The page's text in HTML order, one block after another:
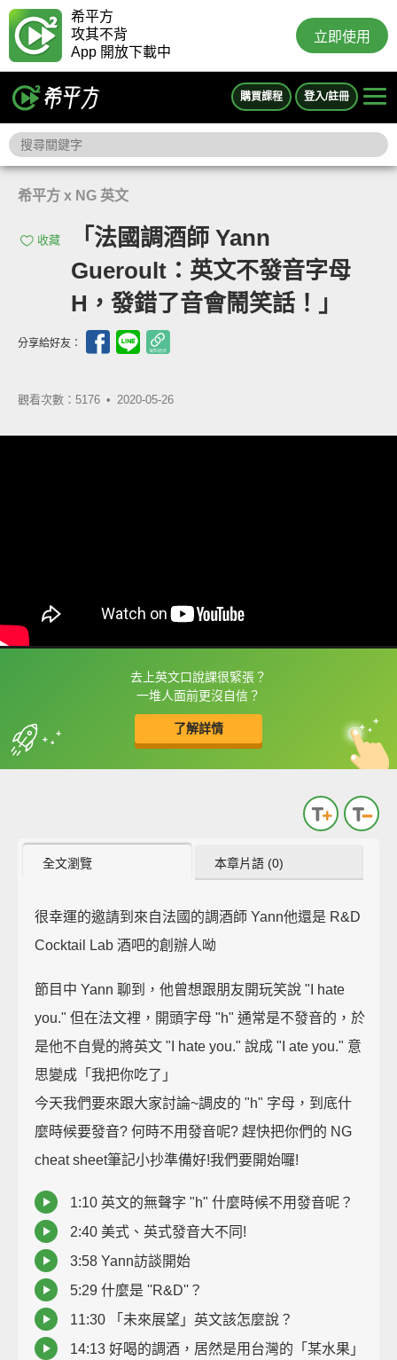
希平方
攻其不背
App 開放下載中
立即使用
購買課程 登入/註冊
希平方 x NG 英文
收藏
「法國調酒師 Yann
Gueroult：英文不發音字母
H，發錯了音會鬧笑話！」
分享給好友：
觀看次數：5176 • 2020-05-26
去上英文口說課很緊張？
一堆人面前更沒自信？
了解詳情
框選或點兩下字幕可以直接查字典喔！
全文瀏覽 本章片語 (0)
很幸運的邀請到來自法國的調酒師 Yann他還是 R&D
Cocktail Lab 酒吧的創辦人呦
節目中 Yann 聊到，他曾想跟朋友開玩笑說 "I hate
you." 但在法文裡，開頭字母 "h" 通常是不發音的，於
是他不自覺的將英文 "I hate you." 說成 "I ate you." 意
思變成「我把你吃了」
今天我們要來跟大家討論~調皮的 "h" 字母，到底什
麼時候要發音? 何時不用發音呢? 趕快把你們的 NG
cheat sheet筆記小抄準備好!我們要開始囉!
1:10 英文的無聲字 "h" 什麼時候不用發音呢？
2:40 美式、英式發音大不同!
3:58 Yann訪談開始
5:29 什麼是 ''R&D''？
11:30 「未來展望」英文該怎麼說？
14:13 好喝的調酒，居然是用台灣的「某水果」